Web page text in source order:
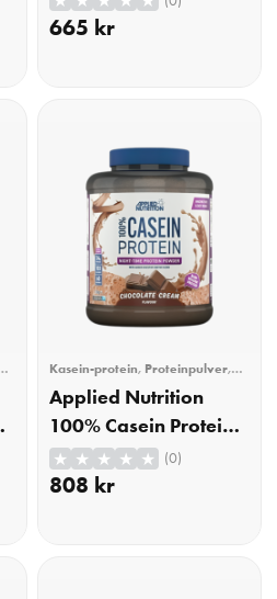
1800g
665 kr
KÖP
Kasein-protein, Proteinpulver,
Träning
Applied Nutrition
100% Casein Protein
Chocolate Cream
1800g Pulver
(0)
808 kr